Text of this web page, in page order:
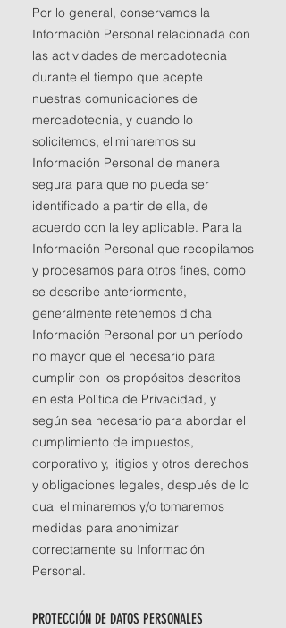
Por lo general, conservamos la
Información Personal relacionada con
las actividades de mercadotecnia
durante el tiempo que acepte
nuestras comunicaciones de
mercadotecnia, y cuando lo
solicitemos, eliminaremos su
Información Personal de manera
segura para que no pueda ser
identificado a partir de ella, de
acuerdo con la ley aplicable. Para la
Información Personal que recopilamos
y procesamos para otros fines, como
se describe anteriormente,
generalmente retenemos dicha
Información Personal por un período
no mayor que el necesario para
cumplir con los propósitos descritos
en esta Política de Privacidad, y
según sea necesario para abordar el
cumplimiento de impuestos,
corporativo y, litigios y otros derechos
y obligaciones legales, después de lo
cual eliminaremos y/o tomaremos
medidas para anonimizar
correctamente su Información
Personal.
PROTECCIÓN DE DATOS PERSONALES